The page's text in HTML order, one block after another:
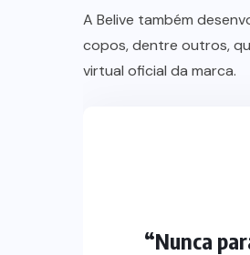
A Belive também
copos, dentre outros,
virtual oficial da marca.
“Nunca